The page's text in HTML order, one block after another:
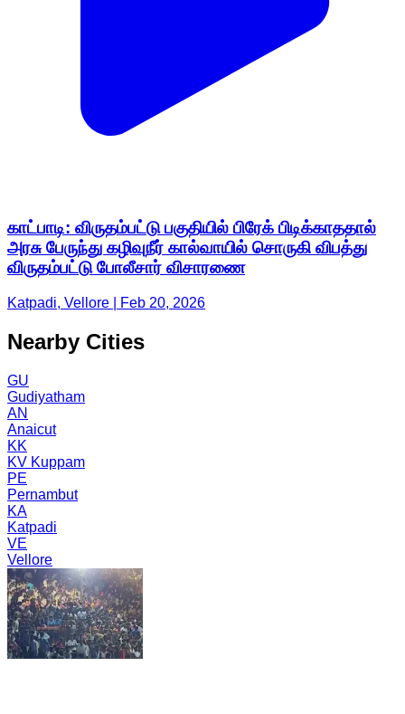
காட்பாடி: விருதம்பட்டு பகுதியில் பிரேக் பிடிக்காததால்
அரசு பேருந்து கழிவுநீர் கால்வாயில் சொருகி விபத்து
விருதம்பட்டு போலீசார் விசாரணை
Katpadi, Vellore | Feb 20, 2026
Nearby Cities
GU
Gudiyatham
AN
Anaicut
KK
KV Kuppam
PE
Pernambut
KA
Katpadi
VE
Vellore